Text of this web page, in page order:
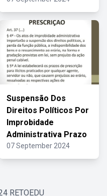
Suspensão Dos
Direitos Políticos Por
Improbidade
Administrativa Prazo
07 September 2024
RETOEDU